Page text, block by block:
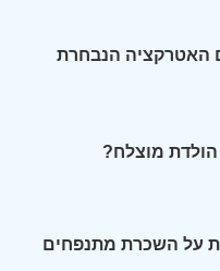
האטרקציה הנבחרת
הולדת מוצלח?
על השכרת מתנפחים